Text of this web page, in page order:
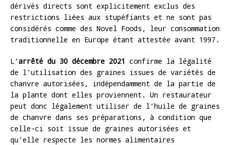
dérivés directs sont explicitement exclus des
restrictions liées aux stupéfiants et ne sont pas
considérés comme des Novel Foods, leur consommation
traditionnelle en Europe étant attestée avant 1997.
L’arrêté du 30 décembre 2021 confirme la légalité
de l’utilisation des graines issues de variétés de
chanvre autorisées, indépendamment de la partie de
la plante dont elles proviennent. Un restaurateur
peut donc légalement utiliser de l’huile de graines
de chanvre dans ses préparations, à condition que
celle-ci soit issue de graines autorisées et
qu’elle respecte les normes alimentaires